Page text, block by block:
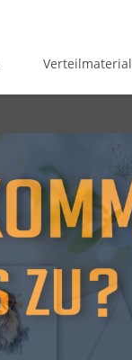
Verteilmaterial